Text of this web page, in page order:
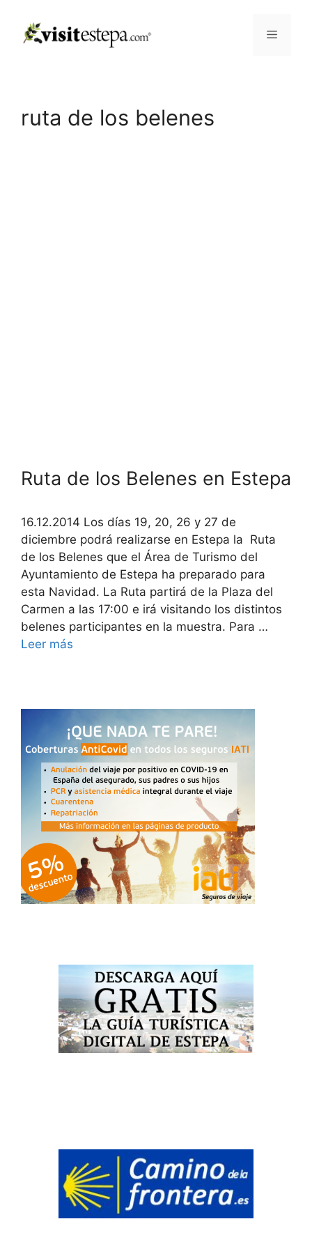
contenido
Menú
ruta de los belenes
Ruta de los Belenes en Estepa
16.12.2014 Los días 19, 20, 26 y 27 de
diciembre podrá realizarse en Estepa la Ruta
de los Belenes que el Área de Turismo del
Ayuntamiento de Estepa ha preparado para
esta Navidad. La Ruta partirá de la Plaza del
Carmen a las 17:00 e irá visitando los distintos
belenes participantes en la muestra. Para …
Leer más